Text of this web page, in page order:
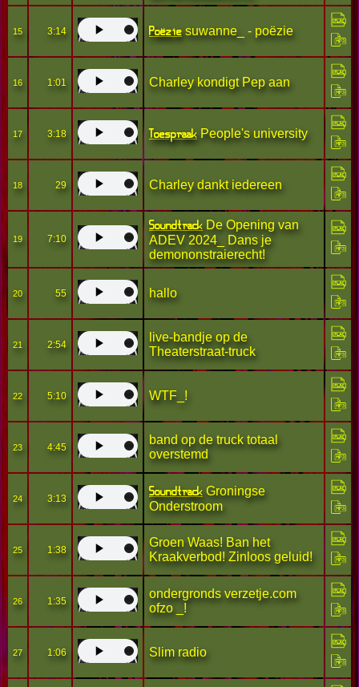
15 3:14 Poëziesuwanne_ - poëzie
16 1:01 Charley kondigt Pep aan
17 3:18 Toespraak People's university
18 29 Charley dankt iedereen
19 7:10
Soundtrack De Opening van
ADEV 2024_ Dans je
demononstraierecht!
20 55 hallo
21 2:54
live-bandje op de
Theaterstraat-truck
22 5:10 WTF_!
23 4:45
band op de truck totaal
overstemd
24 3:13 Soundtrack Groningse
Onderstroom
25 1:38
Groen Waas! Ban het
Kraakverbod! Zinloos geluid!
26 1:35
ondergronds verzetje.com
ofzo _!
27 1:06 Slim radio